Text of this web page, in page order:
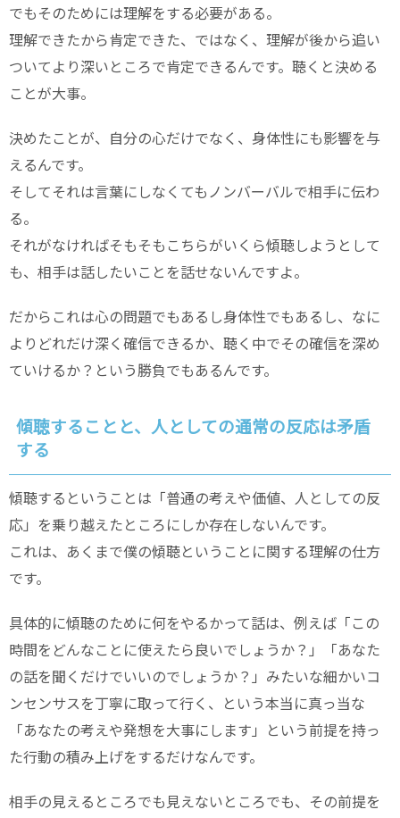
でもそのためには理解をする必要がある。
理解できたから肯定できた、ではなく、理解が後から追い
ついてより深いところで肯定できるんです。聴くと決める
ことが大事。
決めたことが、自分の心だけでなく、身体性にも影響を与
えるんです。
そしてそれは言葉にしなくてもノンバーバルで相手に伝わ
る。
それがなければそもそもこちらがいくら傾聴しようとして
も、相手は話したいことを話せないんですよ。
だからこれは心の問題でもあるし身体性でもあるし、なに
よりどれだけ深く確信できるか、聴く中でその確信を深め
ていけるか？という勝負でもあるんです。
傾聴することと、人としての通常の反応は矛盾
する
傾聴するということは「普通の考えや価値、人としての反
応」を乗り越えたところにしか存在しないんです。
これは、あくまで僕の傾聴ということに関する理解の仕方
です。
具体的に傾聴のために何をやるかって話は、例えば「この
時間をどんなことに使えたら良いでしょうか？」「あなた
の話を聞くだけでいいのでしょうか？」みたいな細かいコ
ンセンサスを丁寧に取って行く、という本当に真っ当な
「あなたの考えや発想を大事にします」という前提を持っ
た行動の積み上げをするだけなんです。
相手の見えるところでも見えないところでも、その前提を